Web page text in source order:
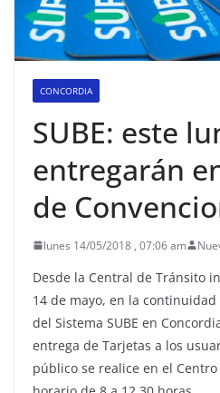
CONCORDIA
SUBE: este
entregarán
de
lunes 14/05/2018 , 07:06 am
Desde la Central de Tránsito
14 de mayo, en la
del Sistema SUBE en
entrega de Tarjetas a los
público se realice en el